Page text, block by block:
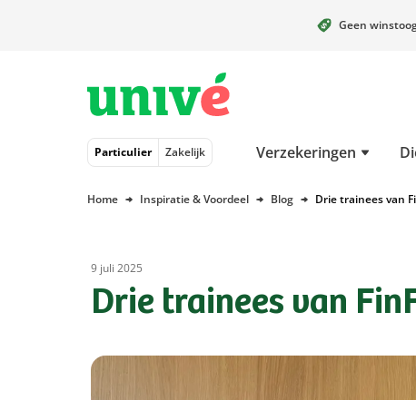
Geen
Particulier Zakelijk Verzekeringen
Home Inspiratie & Voordeel Blog Drie trainees van
9 juli 2025
Drie trainees van